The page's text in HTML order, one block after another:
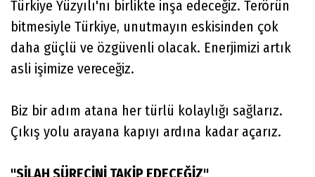
Türkiye Yüzyılı'nı birlikte inşa edeceğiz. Terörün
bitmesiyle Türkiye, unutmayın eskisinden çok
daha güçlü ve özgüvenli olacak. Enerjimizi artık
asli işimize vereceğiz.
Biz bir adım atana her türlü kolaylığı sağlarız.
Çıkış yolu arayana kapıyı ardına kadar açarız.
"SİLAH SÜRECİNİ TAKİP EDECEĞİZ"